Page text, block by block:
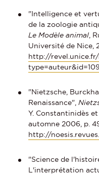
"Intelligence et
de la zoologie
Le Modèle animal,
Université de Nice,
http://
"Nietzsche,
Renaissance",
Y. Constantinidès
automne 2006, p.
http://
"Science de
L'interprétation